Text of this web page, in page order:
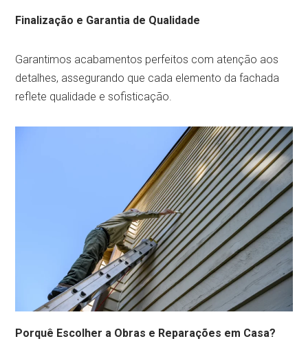
Finalização e Garantia de Qualidade
Garantimos acabamentos perfeitos com atenção aos
detalhes, assegurando que cada elemento da fachada
reflete qualidade e sofisticação.
Porquê Escolher a Obras e Reparações em Casa?